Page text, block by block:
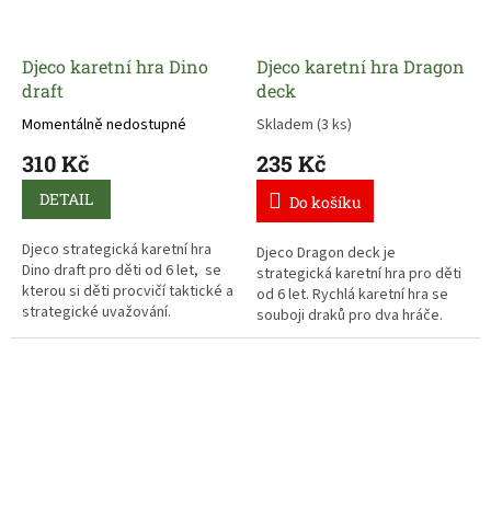
Djeco karetní hra Dino
draft
Momentálně nedostupné
310 Kč
DETAIL
Djeco strategická karetní hra
Dino draft pro děti od 6 let, se
kterou si děti procvičí taktické a
strategické uvažování.
Djeco karetní hra Dragon
deck
Skladem (3 ks)
235 Kč
Do košíku
Djeco Dragon deck je
strategická karetní hra pro děti
od 6 let. Rychlá karetní hra se
souboji draků pro dva hráče.